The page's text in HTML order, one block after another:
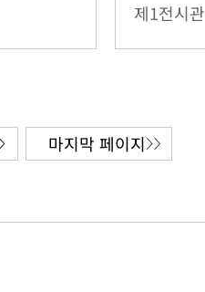
제1전시관
마지막 페이지